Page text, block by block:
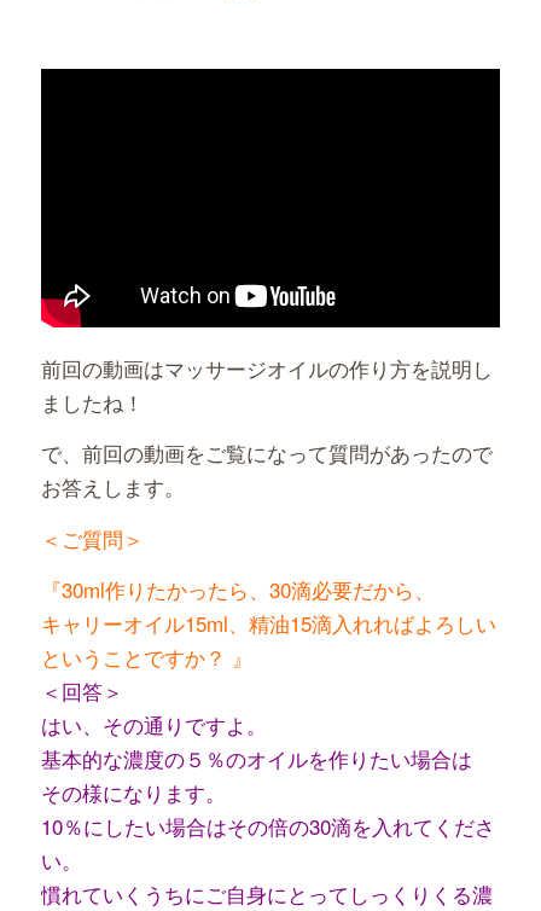
前回の動画はマッサージオイルの作り方を説明し
ましたね！
で、前回の動画をご覧になって質問があったので
お答えします。
＜ご質問＞
『30ml作りたかったら、30滴必要だから、
キャリーオイル15ml、精油15滴入れればよろしい
ということですか？ 』
＜回答＞
はい、その通りですよ。
基本的な濃度の５％のオイルを作りたい場合は
その様になります。
10％にしたい場合はその倍の30滴を入れてくださ
い。
慣れていくうちにご自身にとってしっくりくる濃